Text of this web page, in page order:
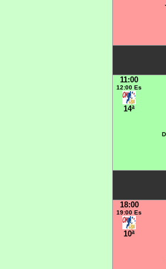
11:00
12:00 Es
14ª
18:00
19:00 Es
10ª